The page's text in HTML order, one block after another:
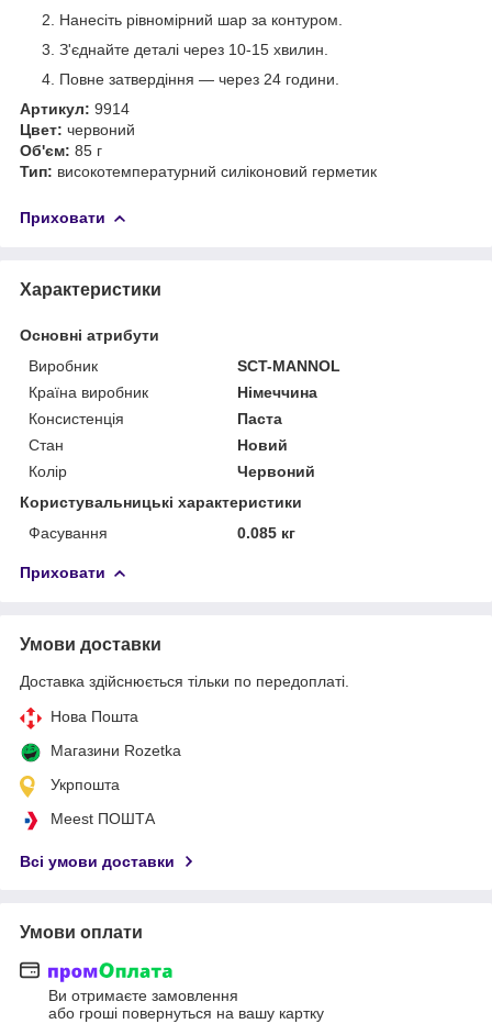
Нанесіть рівномірний шар за контуром.
З'єднайте деталі через 10-15 хвилин.
Повне затвердіння — через 24 години.
Артикул: 9914
Цвет: червоний
Об'єм: 85 г
Тип: високотемпературний силіконовий герметик
Приховати
Характеристики
Основні атрибути
Виробник
SCT-MANNOL
Країна виробник
Німеччина
Консистенція
Паста
Стан
Новий
Колір
Червоний
Користувальницькі характеристики
Фасування
0.085 кг
Приховати
Умови доставки
Доставка здійснюється тільки по передоплаті.
Нова Пошта
Магазини Rozetka
Укрпошта
Meest ПОШТА
Всі умови доставки
Умови оплати
Ви отримаєте замовлення
або гроші повернуться на вашу картку